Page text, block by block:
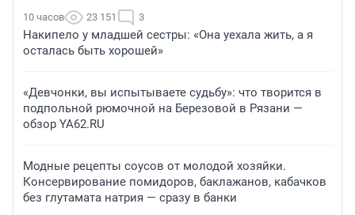
10 часов 23 151 3
Накипело у младшей сестры: «Она уехала жить, а я
осталась быть хорошей»
«Девчонки, вы испытываете судьбу»: что творится в
подпольной рюмочной на Березовой в Рязани —
обзор YA62.RU
Модные рецепты соусов от молодой хозяйки.
Консервирование помидоров, баклажанов, кабачков
без глутамата натрия — сразу в банки